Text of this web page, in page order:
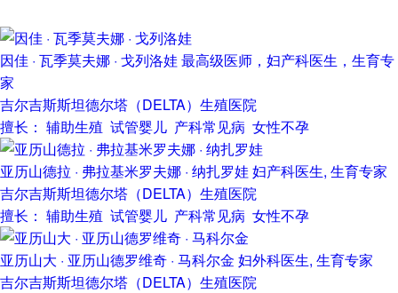
因佳 · 瓦季莫夫娜 · 戈列洛娃最高级医师，妇产科医生，生育专
家
吉尔吉斯斯坦德尔塔（DELTA）生殖医院
擅长： 辅助生殖 试管婴儿 产科常见病 女性不孕
亚历山德拉 · 弗拉基米罗夫娜 · 纳扎罗娃妇产科医生, 生育专家
吉尔吉斯斯坦德尔塔（DELTA）生殖医院
擅长： 辅助生殖 试管婴儿 产科常见病 女性不孕
亚历山大 · 亚历山德罗维奇 · 马科尔金 妇外科医生, 生育专家
吉尔吉斯斯坦德尔塔（DELTA）生殖医院